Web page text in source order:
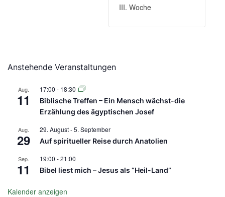
III. Woche
Anstehende Veranstaltungen
Aug.
11
17:00 - 18:30
Biblische Treffen – Ein Mensch wächst-die
Erzählung des ägyptischen Josef
Aug.
29
29. August-5. September
Auf spiritueller Reise durch Anatolien
Sep.
11
19:00 -21:00
Bibel liest mich – Jesus als “Heil-Land”
Kalender anzeigen